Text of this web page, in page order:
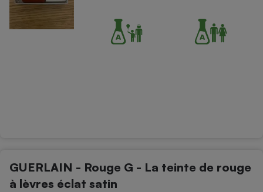
GUERLAIN - Rouge G - La teinte de rouge
à lèvres éclat satin